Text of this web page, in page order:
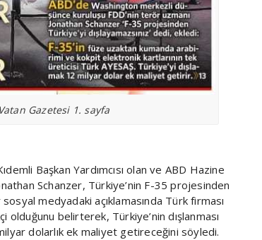
Gazetesi 1. sayfa
Başkan Yardımcısı olan ve ABD Hazine
Schanzer, Türkiye’nin F-35 projesinden
sosyal medyadaki açıklamasında Türk firması
olduğunu belirterek, Türkiye’nin dışlanması
dolarlık ek maliyet getireceğini söyledi.